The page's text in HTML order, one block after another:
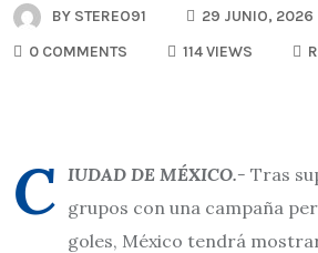
BY STEREO91
29 JUNIO, 2026
0 COMMENTS
114 VIEWS
C IUDAD DE MÉXICO.- Tras
grupos con una campaña
goles, México tendrá